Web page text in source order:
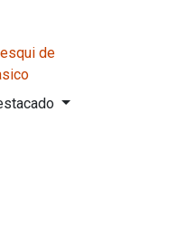
de